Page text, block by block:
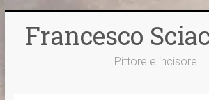
contenuto
Francesco
Pittore e incisore